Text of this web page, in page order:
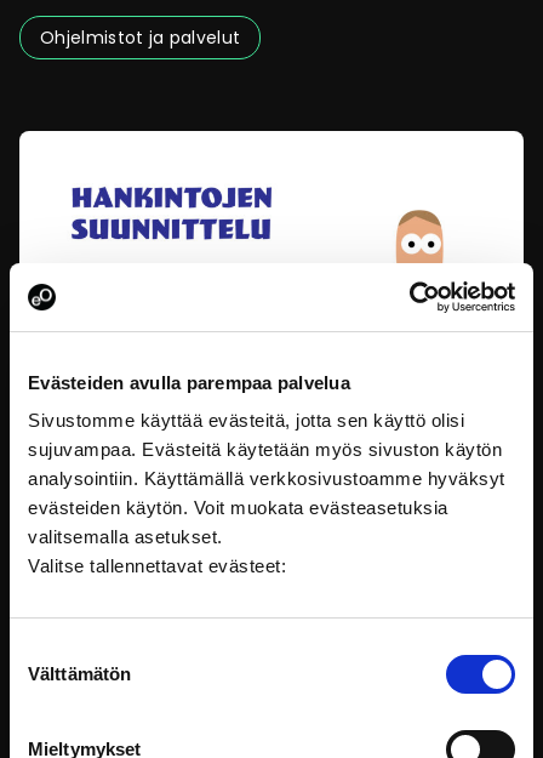
Evästeiden avulla parempaa palvelua
Sivustomme käyttää evästeitä, jotta sen käyttö olisi
sujuvampaa. Evästeitä käytetään myös sivuston käytön
analysointiin. Käyttämällä verkkosivustoamme hyväksyt
evästeiden käytön. Voit muokata evästeasetuksia
valitsemalla asetukset.
Valitse tallennettavat evästeet:
valinta
Välttämätön
Mieltymykset
Ohjelmistot ja palvelut
Sujuvat hankinnat - Hankintojen suunnittelu
Hankintojen suunnittelu luo pohjan ammattimaiselle
hankintatoimelle. Tällä
Lainsäädäntö